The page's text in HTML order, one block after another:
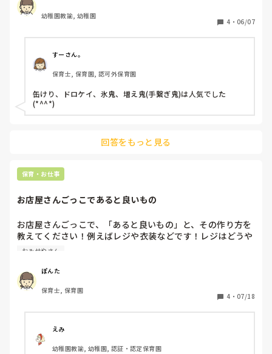
また、設定保育で使えるルールのある遊びや、
めの保育内容があれば教えて頂きたいです。
幼稚園教諭, 幼稚園
4 ・ 06/07
すーさん。
保育士, 保育園, 認可外保育園
缶けり、ドロケイ、氷鬼、増え鬼(手繋ぎ鬼)は人気でした
(*^^*)
回答をもっと見る
保育・お仕事
お店屋さんごっこであると良いもの
お店屋さんごっこで、「あると良いもの」と、その作り方を
教えてください！例えばレジや衣装などです！レジはどうや
って作りますか？？ありきたりなものではなく、新鮮なもの
おみせやさん
ぽんた
保育士, 保育園
4 ・ 07/18
えみ
幼稚園教諭, 幼稚園, 認証・認定保育園